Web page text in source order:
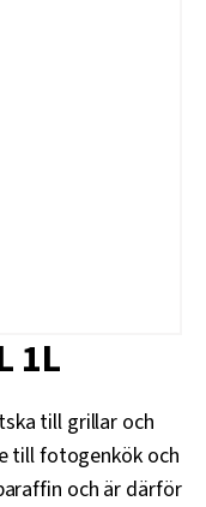
1L
till grillar och
till fotogenkök och
och är därför